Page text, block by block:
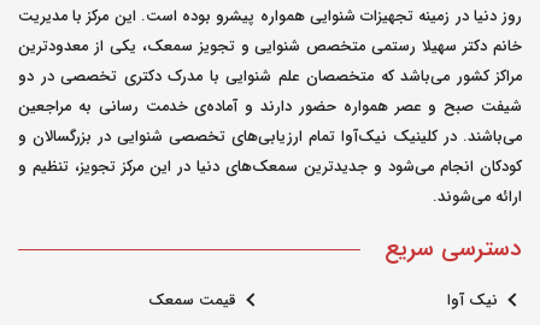
روز دنیا در زمینه تجهیزات شنوایی همواره پیشرو بوده است. این مرکز با مدیریت
خانم دکتر سهیلا رستمی متخصص شنوایی و تجویز سمعک، یکی از معدودترین
مراکز کشور می‌باشد که متخصصان علم شنوایی با مدرک دکتری تخصصی در دو
شیفت صبح و عصر همواره حضور دارند و آماده‌ی خدمت رسانی به مراجعین
می‌باشند. در کلینیک نیک‌آوا تمام ارزیابی‌های تخصصی شنوایی در بزرگسالان و
کودکان انجام می‌شود و جدیدترین سمعک‌های دنیا در این مرکز تجویز، تنظیم و
ارائه می‌شوند.
دسترسی سریع
نیک آوا
قیمت سمعک